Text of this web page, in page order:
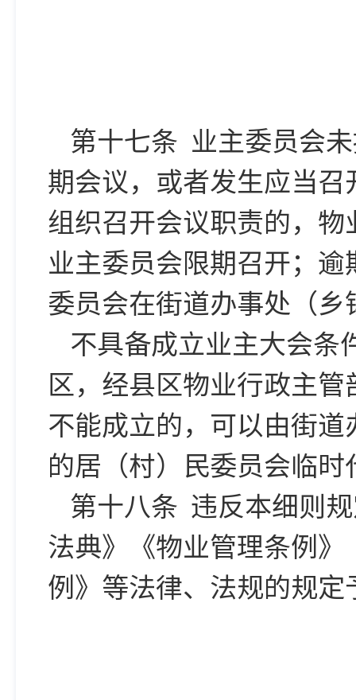
第十七条 业主委员会
期会议，或者发生应当
组织召开会议职责的，
业主委员会限期召开；
委员会在街道办事处（
不具备成立业主大会条
区，经县区物业行政主
不能成立的，可以由街
的居（村）民委员会临
第十八条 违反本细则
法典》《物业管理条例
例》等法律、法规的规定